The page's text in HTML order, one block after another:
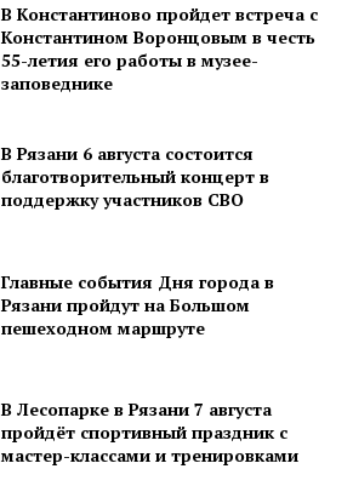
В Константиново пройдет встреча с
Константином Воронцовым в честь
55-летия его работы в музее-
заповеднике
В Рязани 6 августа состоится
благотворительный концерт в
поддержку участников СВО
Главные события Дня города в
Рязани пройдут на Большом
пешеходном маршруте
В Лесопарке в Рязани 7 августа
пройдёт спортивный праздник с
мастер-классами и тренировками